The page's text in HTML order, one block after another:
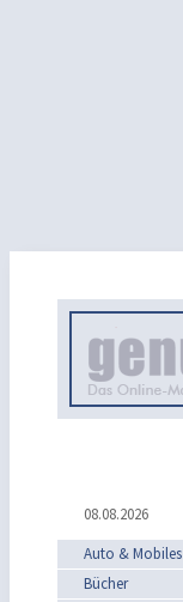
08.08.2026
Auto & Mobiles
Bücher